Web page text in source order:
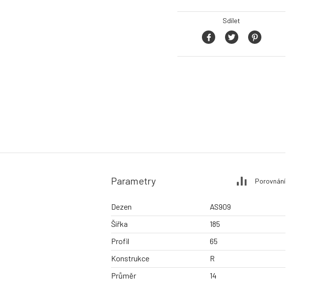
Sdílet
Parametry Porovnání
Dezen
AS909
Šířka
185
Profil
65
Konstrukce
R
Průměr
14